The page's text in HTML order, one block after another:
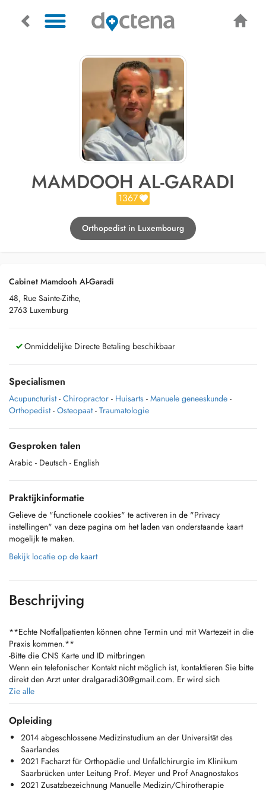
MAMDOOH AL-GARADI
1367
Orthopedist in Luxembourg
Cabinet Mamdooh Al-Garadi
48, Rue Sainte-Zithe,
2763 Luxemburg
Onmiddelijke Directe Betaling beschikbaar
Specialismen
Acupuncturist - Chiropractor - Huisarts - Manuele geneeskunde -
Orthopedist - Osteopaat - Traumatologie
Gesproken talen
Arabic - Deutsch - English
Praktijkinformatie
Gelieve de "functionele cookies" te activeren in de "Privacy
instellingen" van deze pagina om het laden van onderstaande kaart
mogelijk te maken.
Bekijk locatie op de kaart
Beschrijving
**Echte Notfallpatienten können ohne Termin und mit Wartezeit in die
Praxis kommen.**
-Bitte die CNS Karte und ID mitbringen
Wenn ein telefonischer Kontakt nicht möglich ist, kontaktieren Sie bitte
direkt den Arzt unter dralgaradi30@gmail.com. Er wird sich
persönlich um Ihr Anliegen kümmern.
**Genuine emergency patients may come to the practice without an
appointment, but should expect waiting times.
Please bring your CNS card and your ID with you!
** If phone contact is not possible, please contact the doctor directly
at dralgaradi30@gmail.com. He will personally take care of your
matter.
Zie alle
Opleiding
2014 abgeschlossene Medizinstudium an der Universität des
Saarlandes
2021 Facharzt für Orthopädie und Unfallchirurgie im Klinikum
Saarbrücken unter Leitung Prof. Meyer und Prof Anagnostakos
2021 Zusatzbezeichnung Manuelle Medizin/Chirotherapie